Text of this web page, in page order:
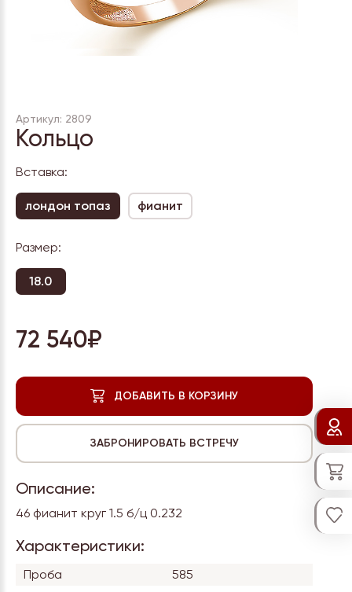
Артикул: 2809
Кольцо
Вставка:
лондон топаз фианит
Размер:
18.0
72 540₽
Описание:
46 фианит круг 1.5 б/ц 0.232
Характеристики:
Проба
585